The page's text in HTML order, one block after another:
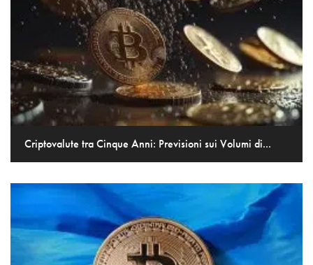
Criptovalute tra Cinque Anni: Previsioni sui Volumi di...